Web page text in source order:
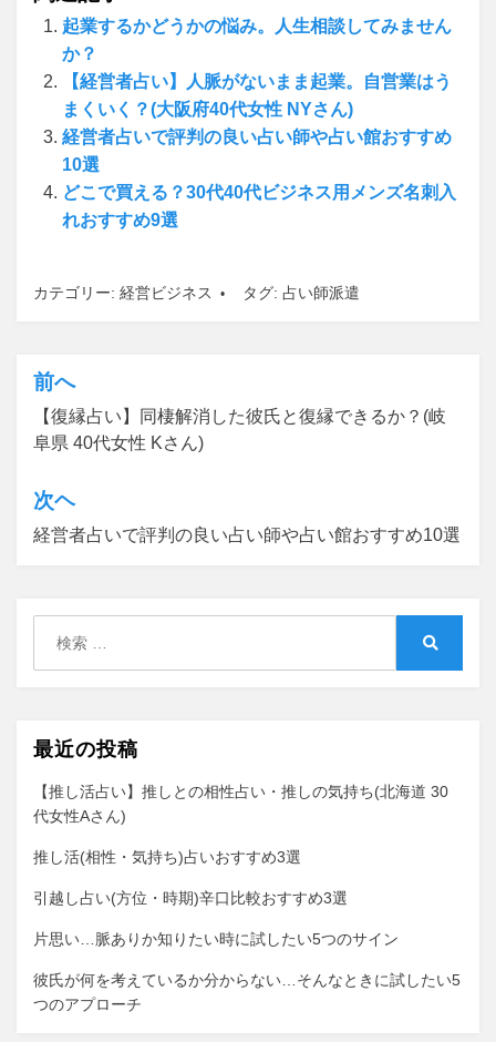
起業するかどうかの悩み。人生相談してみません
か？
【経営者占い】人脈がないまま起業。自営業はう
まくいく？(大阪府40代女性 NYさん)
経営者占いで評判の良い占い師や占い館おすすめ
10選
どこで買える？30代40代ビジネス用メンズ名刺入
れおすすめ9選
カテゴリー: 経営ビジネス タグ: 占い師派遣
投
稿
ナ
ビ
ゲ
シ
ョ
ン
前へ
【復縁占い】同棲解消した彼氏と復縁できるか？(岐
阜県 40代女性 Kさん)
次ヘ
経営者占いで評判の良い占い師や占い館おすすめ10選
最近の投稿
【推し活占い】推しとの相性占い・推しの気持ち(北海道 30
代女性Aさん)
推し活(相性・気持ち)占いおすすめ3選
引越し占い(方位・時期)辛口比較おすすめ3選
片思い…脈ありか知りたい時に試したい5つのサイン
彼氏が何を考えているか分からない…そんなときに試したい5
つのアプローチ